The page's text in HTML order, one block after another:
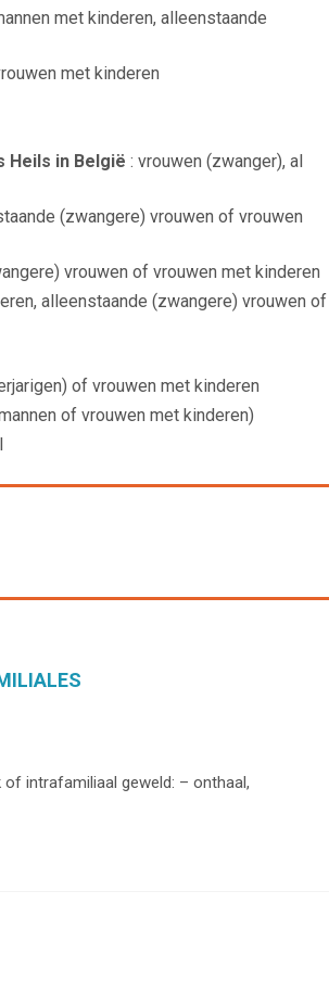
met kinderen, alleenstaande
met kinderen
Heils in België : vrouwen (zwanger), al
(zwangere) vrouwen of vrouwen
vrouwen of vrouwen met kinderen
alleenstaande (zwangere) vrouwen of
of vrouwen met kinderen
of vrouwen met kinderen)
intrafamiliaal geweld: – onthaal,